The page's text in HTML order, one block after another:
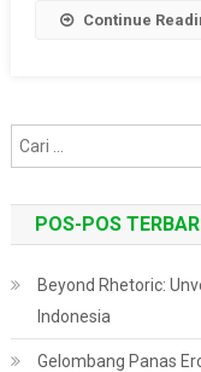
Continue
POS-POS
Beyond Rhetoric:
Indonesia
Gelombang Panas